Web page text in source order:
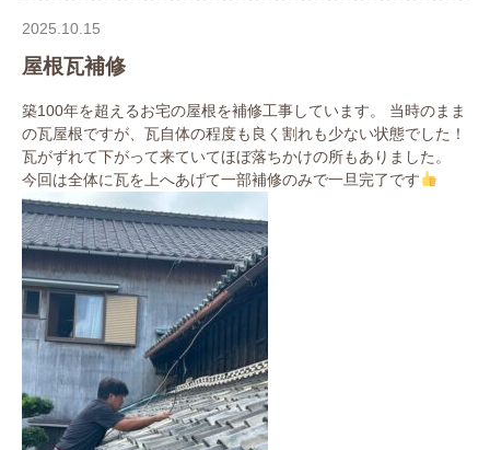
2025.10.15
屋根瓦補修
築100年を超えるお宅の屋根を補修工事しています。 当時のまま
の瓦屋根ですが、瓦自体の程度も良く割れも少ない状態でした！
瓦がずれて下がって来ていてほぼ落ちかけの所もありました。
今回は全体に瓦を上へあげて一部補修のみで一旦完了です